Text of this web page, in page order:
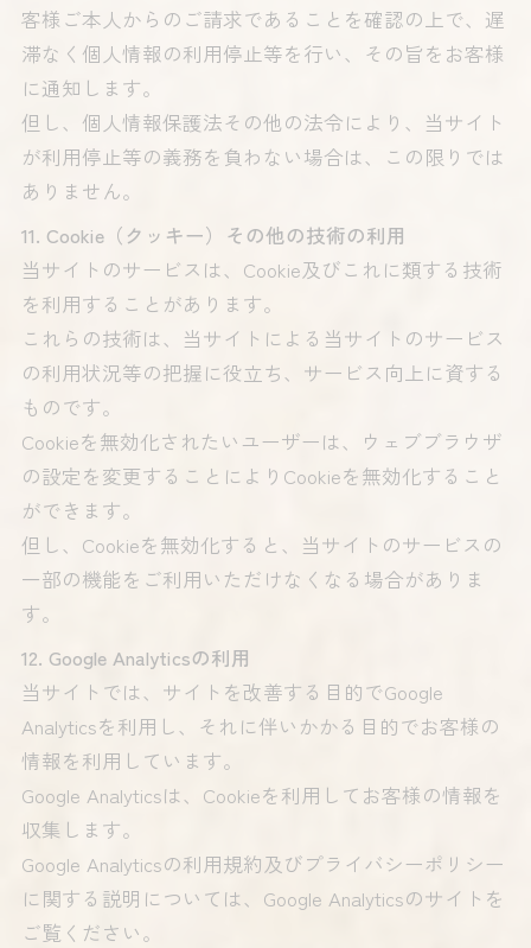
客様ご本人からのご請求であることを確認の上で、遅
滞なく個人情報の利用停止等を行い、その旨をお客様
に通知します。
但し、個人情報保護法その他の法令により、当サイト
が利用停止等の義務を負わない場合は、この限りでは
ありません。
11. Cookie（クッキー）その他の技術の利用
当サイトのサービスは、Cookie及びこれに類する技術
を利用することがあります。
これらの技術は、当サイトによる当サイトのサービス
の利用状況等の把握に役立ち、サービス向上に資する
ものです。
Cookieを無効化されたいユーザーは、ウェブブラウザ
の設定を変更することによりCookieを無効化すること
ができます。
但し、Cookieを無効化すると、当サイトのサービスの
一部の機能をご利用いただけなくなる場合がありま
す。
12. Google Analyticsの利用
当サイトでは、サイトを改善する目的でGoogle
Analyticsを利用し、それに伴いかかる目的でお客様の
情報を利用しています。
Google Analyticsは、Cookieを利用してお客様の情報を
収集します。
Google Analyticsの利用規約及びプライバシーポリシー
に関する説明については、Google Analyticsのサイトを
ご覧ください。